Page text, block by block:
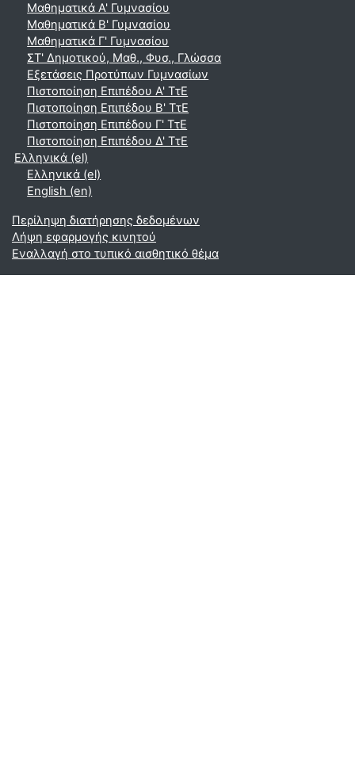
Μαθηματικά A' Γυμνασίου
Μαθηματικά Β' Γυμνασίου
Μαθηματικά Γ' Γυμνασίου
ΣΤ' Δημοτικού, Μαθ., Φυσ., Γλώσσα
Εξετάσεις Προτύπων Γυμνασίων
Πιστοποίηση Επιπέδου Α' ΤτΕ
Πιστοποίηση Επιπέδου Β' ΤτΕ
Πιστοποίηση Επιπέδου Γ' ΤτΕ
Πιστοποίηση Επιπέδου Δ' ΤτΕ
Ελληνικά ‎(el)‎
Ελληνικά ‎(el)‎
English ‎(en)‎
Περίληψη διατήρησης δεδομένων
Λήψη εφαρμογής κινητού
Εναλλαγή στο τυπικό αισθητικό θέμα